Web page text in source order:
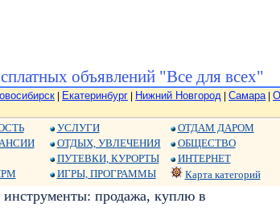
объявлений "Все для всех"
Екатеринбург Нижний Новгород Самара|
УСЛУГИ
ОТДЫХ, УВЛЕЧЕНИЯ
ПУТЕВКИ, КУРОРТЫ
ИГРЫ, ПРОГРАММЫ
ОТДАМ ДАРОМ
ОБЩЕСТВО
ИНТЕРНЕТ
Карта категорий
продажа, куплю в